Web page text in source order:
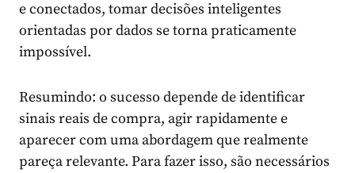
e conectados, tomar decisões inteligentes
orientadas por dados se torna praticamente
impossível.
Resumindo: o sucesso depende de identificar
sinais reais de compra, agir rapidamente e
aparecer com uma abordagem que realmente
pareça relevante. Para fazer isso, são necessários